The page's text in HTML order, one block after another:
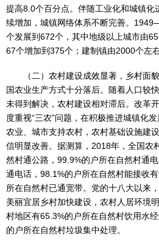
提高8.0个百分点。伴随工业化和城镇化
续增加，城镇网络体系不断完善。
个发展到672个，其中地级以上城市由
67个增加到375个；建制镇由2000个左
（二）农村建设成效显著，乡村面
国农业生产方式十分落后。随着人口较
未得到解决，农村建设相对滞后。改革
度重视“三农”问题，在积极推进城镇化
农业、城市支持农村，农村基础设施建
信明显改善。据测算，2018年，全国农
然村通公路，99.9%的户所在自然村通
通电话，98.1%的户所在自然村能接收
所在自然村已通宽带。党的十八大以来
美丽宜居乡村加快建设，农村人居环境
村地区有65.3%的户所在自然村饮用水
的户所在自然村垃圾集中处理。